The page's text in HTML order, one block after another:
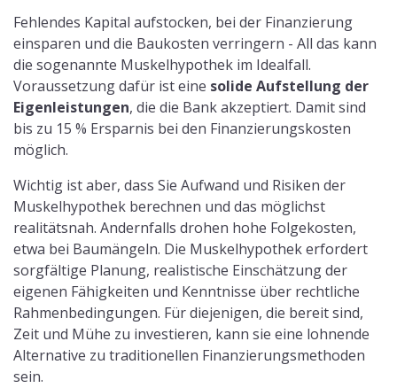
Fehlendes Kapital aufstocken, bei der Finanzierung
einsparen und die Baukosten verringern - All das kann
die sogenannte Muskelhypothek im Idealfall.
Voraussetzung dafür ist eine solide Aufstellung der
Eigenleistungen, die die Bank akzeptiert. Damit sind
bis zu 15 % Ersparnis bei den Finanzierungskosten
möglich.
Wichtig ist aber, dass Sie Aufwand und Risiken der
Muskelhypothek berechnen und das möglichst
realitätsnah. Andernfalls drohen hohe Folgekosten,
etwa bei Baumängeln. Die Muskelhypothek erfordert
sorgfältige Planung, realistische Einschätzung der
eigenen Fähigkeiten und Kenntnisse über rechtliche
Rahmenbedingungen. Für diejenigen, die bereit sind,
Zeit und Mühe zu investieren, kann sie eine lohnende
Alternative zu traditionellen Finanzierungsmethoden
sein.